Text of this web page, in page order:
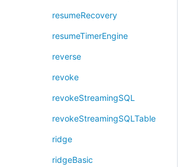
resumeRecovery
resumeTimerEngine
reverse
revoke
revokeStreamingSQL
revokeStreamingSQLTable
ridge
ridgeBasic